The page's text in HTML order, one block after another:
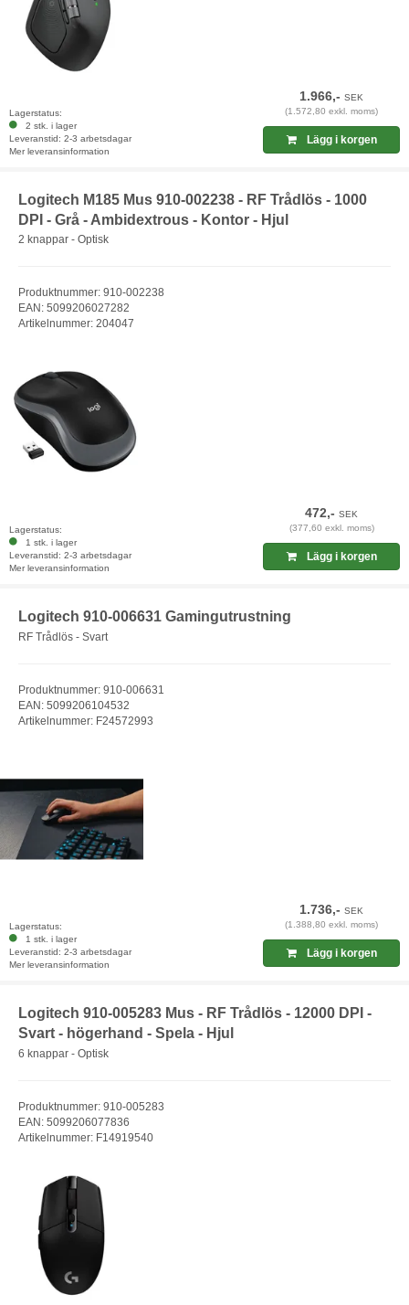
Lagerstatus:
2 stk. i lager
Leveranstid: 2-3 arbetsdagar
Mer leveransinformation
1.966,-SEK
(1.572,80 exkl. moms)
Lägg i korgen
Logitech M185 Mus 910-002238 - RF Trådlös - 1000
DPI - Grå - Ambidextrous - Kontor - Hjul
2 knappar - Optisk
Produktnummer: 910-002238
EAN: 5099206027282
Artikelnummer: 204047
Lagerstatus:
1 stk. i lager
Leveranstid: 2-3 arbetsdagar
Mer leveransinformation
472,-SEK
(377,60 exkl. moms)
Lägg i korgen
Logitech 910-006631 Gamingutrustning
RF Trådlös - Svart
Produktnummer: 910-006631
EAN: 5099206104532
Artikelnummer: F24572993
Lagerstatus:
1 stk. i lager
Leveranstid: 2-3 arbetsdagar
Mer leveransinformation
1.736,-SEK
(1.388,80 exkl. moms)
Lägg i korgen
Logitech 910-005283 Mus - RF Trådlös - 12000 DPI -
Svart - högerhand - Spela - Hjul
6 knappar - Optisk
Produktnummer: 910-005283
EAN: 5099206077836
Artikelnummer: F14919540